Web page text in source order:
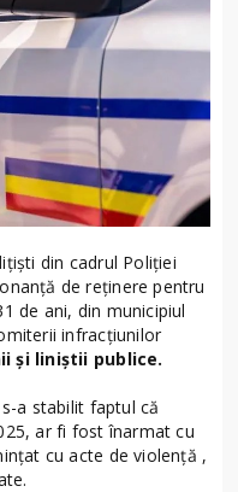
din cadrul Poliției
de reținere pentru
de ani, din municipiul
infracțiunilor
și liniștii publice.
a stabilit faptul că
ar fi fost înarmat cu
cu acte de violență ,